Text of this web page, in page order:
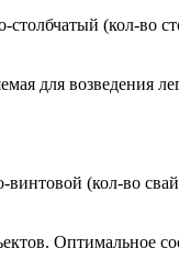
для возведения
Оптимальное